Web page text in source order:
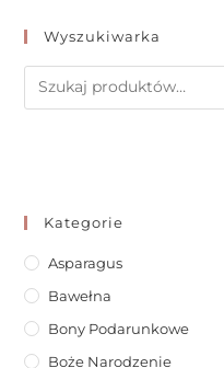
Wyszukiwarka
Kategorie
Asparagus
Bawełna
Bony Podarunkowe
Boże Narodzenie